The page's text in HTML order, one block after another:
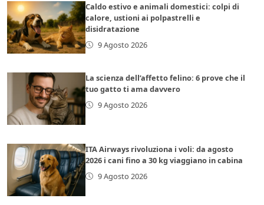
Caldo estivo e animali domestici: colpi di
calore, ustioni ai polpastrelli e
disidratazione
9 Agosto 2026
La scienza dell’affetto felino: 6 prove che il
tuo gatto ti ama davvero
9 Agosto 2026
ITA Airways rivoluziona i voli: da agosto
2026 i cani fino a 30 kg viaggiano in cabina
9 Agosto 2026